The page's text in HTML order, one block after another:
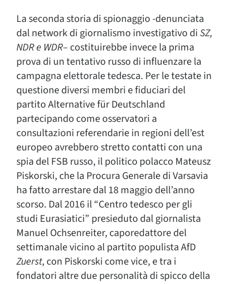
La seconda storia di spionaggio -denunciata
dal network di giornalismo investigativo diSZ,
NDR e WDR– costituirebbe invece la prima
prova di un tentativo russo di influenzare la
campagna elettorale tedesca. Per le testate in
questione diversi membri e fiduciari del
partito Alternative für Deutschland
partecipando come osservatori a
consultazioni referendarie in regioni dell’est
europeo avrebbero stretto contatti con una
spia del FSB russo, il politico polacco Mateusz
Piskorski, che la Procura Generale di Varsavia
ha fatto arrestare dal 18 maggio dell’anno
scorso. Dal 2016 il “Centro tedesco per gli
studi Eurasiatici” presieduto dal giornalista
Manuel Ochsenreiter, caporedattore del
settimanale vicino al partito populista AfD
Zuerst, con Piskorski come vice, e tra i
fondatori altre due personalità di spicco della